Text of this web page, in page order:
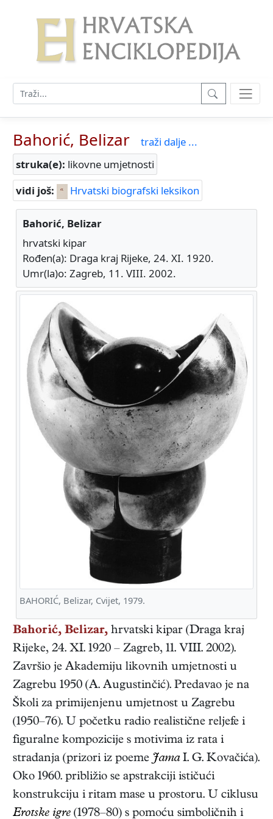
Bahorić, Belizar
traži dalje ...
struka(e): likovne umjetnosti
vidi još:
Hrvatski biografski leksikon
Bahorić, Belizar
hrvatski kipar
Rođen(a): Draga kraj Rijeke, 24. XI. 1920.
Umr(la)o: Zagreb, 11. VIII. 2002.
BAHORIĆ, Belizar, Cvijet, 1979.
Bahorić, Belizar, hrvatski kipar (Draga kraj
Rijeke, 24. XI. 1920 – Zagreb, 11. VIII. 2002).
Završio je Akademiju likovnih umjetnosti u
Zagrebu 1950 (A. Augustinčić). Predavao je na
Školi za primijenjenu umjetnost u Zagrebu
(1950–76). U početku radio realistične reljefe i
figuralne kompozicije s motivima iz rata i
stradanja (prizori iz poeme JamaI. G. Kovačića).
Oko 1960. približio se apstrakciji ističući
konstrukciju i ritam mase u prostoru. U ciklusu
Erotske igre (1978–80) s pomoću simboličnih i